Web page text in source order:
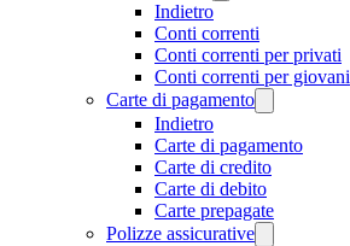
Indietro
Conti correnti
Conti correnti per privati
Conti correnti per giovani
Carte di pagamento
Indietro
Carte di pagamento
Carte di credito
Carte di debito
Carte prepagate
Polizze assicurative